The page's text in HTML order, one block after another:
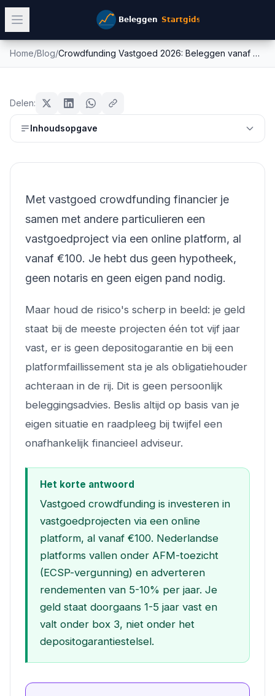
Home/Blog/ Crowdfunding Vastgoed 2026: Beleggen vanaf €500 | Complet...
Beleggen vanaf €500 | Complet...
23 februari 202614
Delen:
Inhoudsopgave
Met vastgoed crowdfunding financier je
samen met andere particulieren een
vastgoedproject via een online platform, al
vanaf €100. Je hebt dus geen hypotheek,
geen notaris en geen eigen pand nodig.
Maar houd de risico's scherp in beeld: je geld
staat bij de meeste projecten één tot vijf jaar
vast, er is geen depositogarantie en bij een
platformfaillissement sta je als obligatiehouder
achteraan in de rij. Dit is geen persoonlijk
beleggingsadvies. Beslis altijd op basis van je
eigen situatie en raadpleeg bij twijfel een
onafhankelijk financieel adviseur.
Het korte antwoord
Vastgoed crowdfunding is investeren in
vastgoedprojecten via een online
platform, al vanaf €100. Nederlandse
platforms vallen onder AFM-toezicht
(ECSP-vergunning) en adverteren
rendementen van 5-10% per jaar. Je
geld staat doorgaans 1-5 jaar vast en
valt onder box 3, niet onder het
depositogarantiestelsel.